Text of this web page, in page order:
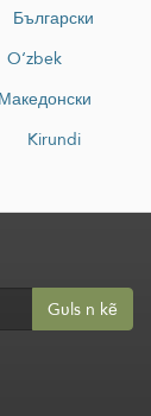
Български
O‘zbek
Македонски
Kirundi
Gʋls n kẽ